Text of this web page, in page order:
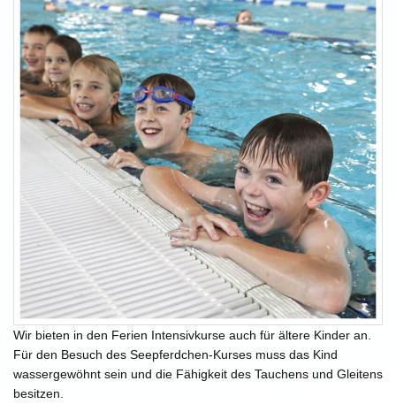
Wir bieten in den Ferien Intensivkurse auch für ältere Kinder an.
Für den Besuch des Seepferdchen-Kurses muss das Kind
wassergewöhnt sein und die Fähigkeit des Tauchens und Gleitens
besitzen.